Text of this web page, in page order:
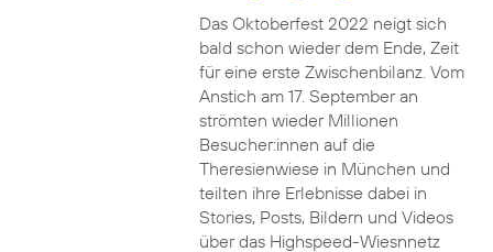
Das Oktoberfest 2022 neigt sich
bald schon wieder dem Ende, Zeit
für eine erste Zwischenbilanz. Vom
Anstich am 17. September an
strömten wieder Millionen
Besucher:innen auf die
Theresienwiese in München und
teilten ihre Erlebnisse dabei in
Stories, Posts, Bildern und Videos
über das Highspeed-Wiesnnetz